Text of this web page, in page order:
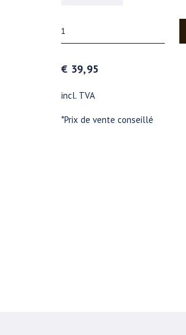
€ 39,95
incl. TVA
*Prix de vente conseillé